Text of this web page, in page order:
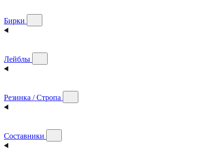
Бирки
Лейблы
Резинка / Стропа
Составники